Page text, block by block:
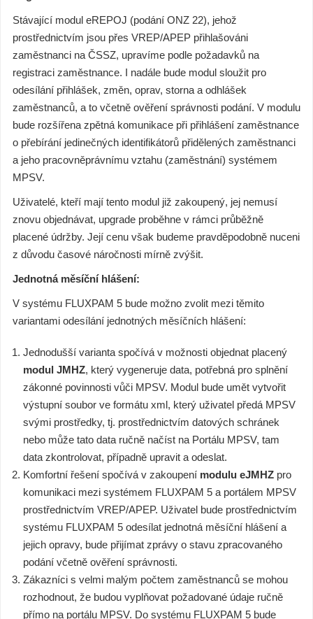
Stávající modul eREPOJ (podání ONZ 22), jehož
prostřednictvím jsou přes VREP/APEP přihlašováni
zaměstnanci na ČSSZ, upravíme podle požadavků na
registraci zaměstnance. I nadále bude modul sloužit pro
odesílání přihlášek, změn, oprav, storna a odhlášek
zaměstnanců, a to včetně ověření správnosti podání. V modulu
bude rozšířena zpětná komunikace při přihlášení zaměstnance
o přebírání jedinečných identifikátorů přidělených zaměstnanci
a jeho pracovněprávnímu vztahu (zaměstnání) systémem
MPSV.
Uživatelé, kteří mají tento modul již zakoupený, jej nemusí
znovu objednávat, upgrade proběhne v rámci průběžně
placené údržby. Její cenu však budeme pravděpodobně nuceni
z důvodu časové náročnosti mírně zvýšit.
Jednotná měsíční hlášení:
V systému FLUXPAM 5 bude možno zvolit mezi těmito
variantami odesílání jednotných měsíčních hlášení:
Jednodušší varianta spočívá v možnosti objednat placený
modul JMHZ, který vygeneruje data, potřebná pro splnění
zákonné povinnosti vůči MPSV. Modul bude umět vytvořit
výstupní soubor ve formátu xml, který uživatel předá MPSV
svými prostředky, tj. prostřednictvím datových schránek
nebo může tato data ručně načíst na Portálu MPSV, tam
data zkontrolovat, případně upravit a odeslat.
Komfortní řešení spočívá v zakoupení modulu eJMHZ pro
komunikaci mezi systémem FLUXPAM 5 a portálem MPSV
prostřednictvím VREP/APEP. Uživatel bude prostřednictvím
systému FLUXPAM 5 odesílat jednotná měsíční hlášení a
jejich opravy, bude přijímat zprávy o stavu zpracovaného
podání včetně ověření správnosti.
Zákazníci s velmi malým počtem zaměstnanců se mohou
rozhodnout, že budou vyplňovat požadované údaje ručně
přímo na portálu MPSV. Do systému FLUXPAM 5 bude